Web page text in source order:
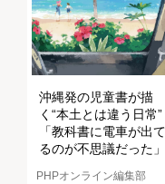
沖縄発の児童書が描
く“本土とは違う日常”
「教科書に電車が出て
るのが不思議だった」
PHPオンライン編集部